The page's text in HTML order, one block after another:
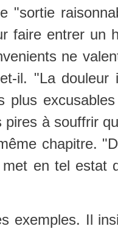
"sortie
faire entrer un
ne
il. "La douleur
plus
pires à souffrir
chapitre.
en tel estat
exemples. Il